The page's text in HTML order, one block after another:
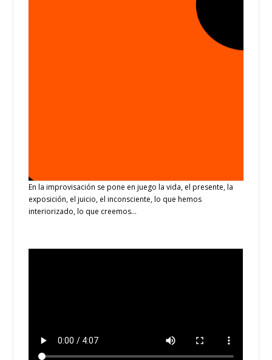
En la improvisación se pone en juego la vida, el presente, la
exposición, el juicio, el inconsciente, lo que hemos
interiorizado, lo que creemos…